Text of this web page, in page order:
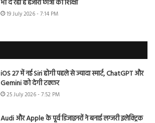
भी दे रहा है हजारों छात्रों को शिक्षा
19 July 2026 - 7:14 PM
iOS 27 में नई Siri होगी पहले से ज्यादा स्मार्ट, ChatGPT और
Gemini को देगी टक्कर
25 July 2026 - 7:52 PM
Audi और Apple के पूर्व डिजाइनरों ने बनाई लग्जरी इलेक्ट्रिक